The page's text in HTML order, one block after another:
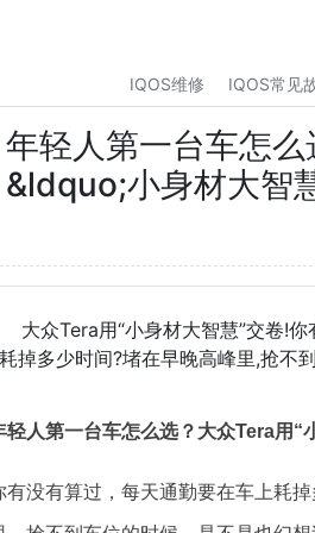
IQOS维修 IQOS常见
年轻人第一台车怎
&ldquo;小身材大智
大众Tera用“小身材大智慧”交卷!
掉多少时间?堵在早晚高峰里,抢不
轻人第一台车怎么选？大众Tera用“
有没有算过，每天通勤要在车上耗